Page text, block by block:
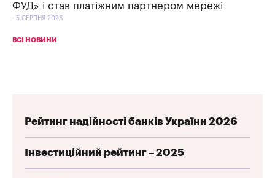
ФУД» і став платіжним партнером мережі
5 СЕРПНЯ 2026
ВСІ НОВИНИ
Рейтинг надійності банків України 2026
Інвестиційний рейтинг – 2025